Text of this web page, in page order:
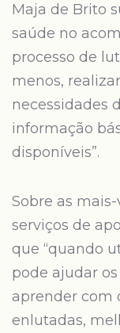
Maja de Brito
saúde no
processo de
menos,
necessidades
informação
disponíveis”.
Sobre as
serviços de
que “quando
pode ajudar
aprender com
enlutadas,